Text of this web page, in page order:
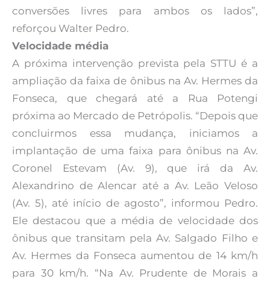
conversões livres para ambos os lados”,
reforçou Walter Pedro.
Velocidade média
A próxima intervenção prevista pela STTU é a
ampliação da faixa de ônibus na Av. Hermes da
Fonseca, que chegará até a Rua Potengi
próxima ao Mercado de Petrópolis. “Depois que
concluirmos essa mudança, iniciamos a
implantação de uma faixa para ônibus na Av.
Coronel Estevam (Av. 9), que irá da Av.
Alexandrino de Alencar até a Av. Leão Veloso
(Av. 5), até início de agosto”, informou Pedro.
Ele destacou que a média de velocidade dos
ônibus que transitam pela Av. Salgado Filho e
Av. Hermes da Fonseca aumentou de 14 km/h
para 30 km/h. “Na Av. Prudente de Morais a